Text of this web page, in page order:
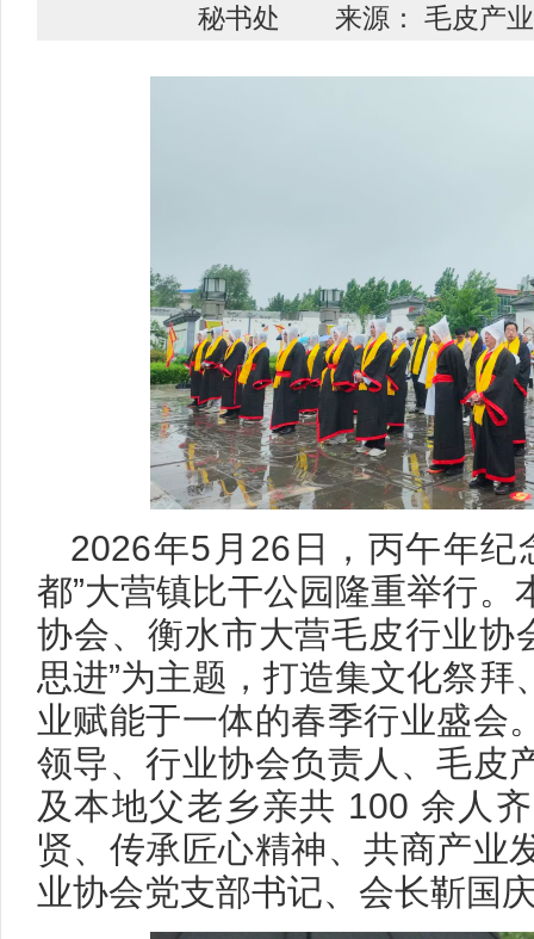
秘书处 来源： 毛皮
2026年5月26日，丙午年纪
都”大营镇比干公园隆重举行
协会、衡水市大营毛皮行业协
思进”为主题，打造集文化祭
业赋能于一体的春季行业盛会
领导、行业协会负责人、毛皮
及本地父老乡亲共 100 余人
贤、传承匠心精神、共商产业
业协会党支部书记、会长靳国